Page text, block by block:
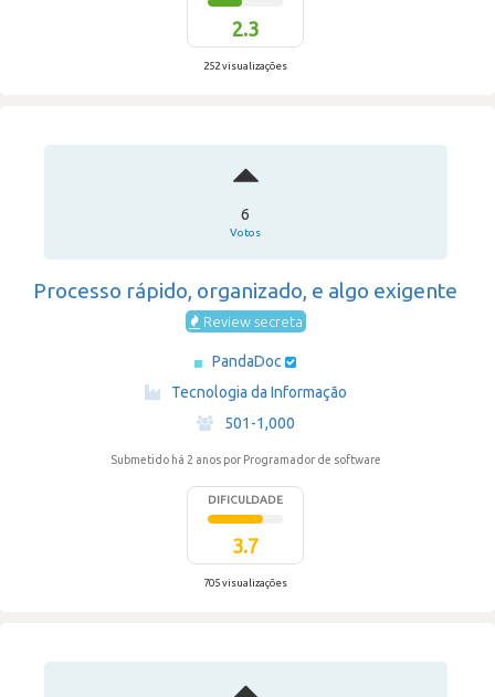
2.3
252 visualizações
6
Votos
Processo rápido, organizado, e algo exigente
Review secreta
PandaDoc
Tecnologia da Informação
·
501-1,000
Submetido há 2 anos por Programador de software
DIFICULDADE
3.7
705 visualizações